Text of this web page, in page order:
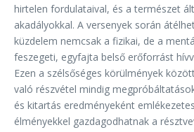
hirtelen fordulataival, és a természet
akadályokkal. A versenyek során
küzdelem nemcsak a fizikai, de a
feszegeti, egyfajta belső erőforrást
Ezen a szélsőséges körülmények
való részvétel mindig
és kitartás eredményeként
élményekkel gazdagodhatnak a